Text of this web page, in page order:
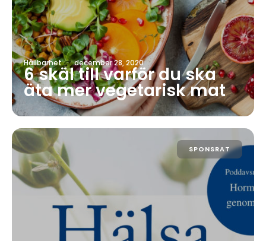
Hållbarhet · december 28, 2020
6 skäl till varför du ska
äta mer vegetarisk mat
SPONSRAT